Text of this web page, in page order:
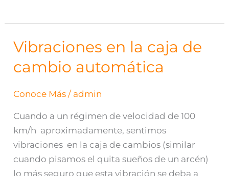
Vibraciones en la caja de
cambio automática
Conoce Más / admin
Cuando a un régimen de velocidad de 100
km/h aproximadamente, sentimos
vibraciones en la caja de cambios (similar
cuando pisamos el quita sueños de un arcén)
lo más seguro que esta vibración se deba a
Vibraciones
la
cambio
automática